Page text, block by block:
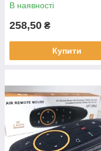
В наявності
258,50 ₴
Купити